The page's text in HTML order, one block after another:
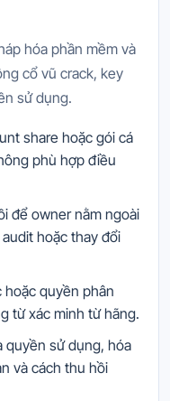
hóa phần mềm và
cổ vũ crack, key
sử dụng.
share hoặc gói cá
phù hợp điều
để owner nằm ngoài
hoặc thay đổi
hoặc quyền phân
từ xác minh từ hãng.
quyền sử dụng, hóa
và cách thu hồi